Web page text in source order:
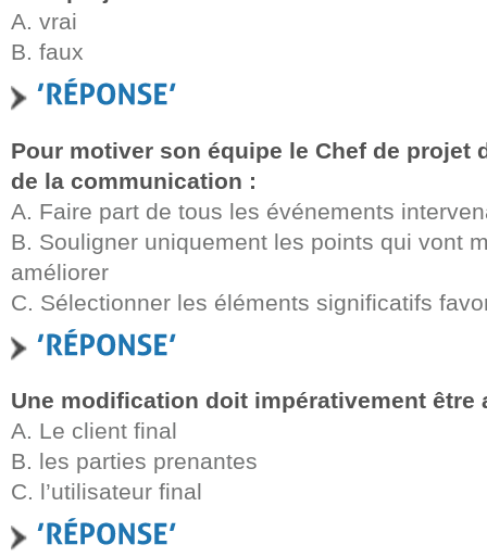
A. vrai
B. faux
Pour motiver son équipe le Chef de projet
de la communication :
A. Faire part de tous les événements
B. Souligner uniquement les points qui vont
améliorer
C. Sélectionner les éléments significatifs
Une modification doit impérativement être
A. Le client final
B. les parties prenantes
C. l’utilisateur final